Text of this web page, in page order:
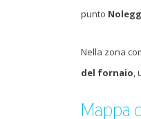
punto
Nella zona
del fornaio,
Mappa